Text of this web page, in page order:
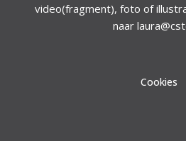
video(fragment), foto of
naar
Cookies